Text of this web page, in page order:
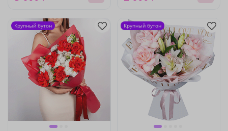
Крупный бутон Крупный бутон